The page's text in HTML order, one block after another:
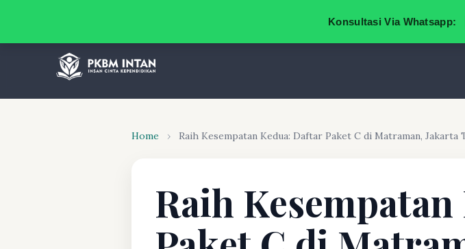
Konsultasi Via Whatsapp:
Home › Raih Kesempatan Kedua: Daftar Paket C di Matraman, Jakarta
Raih